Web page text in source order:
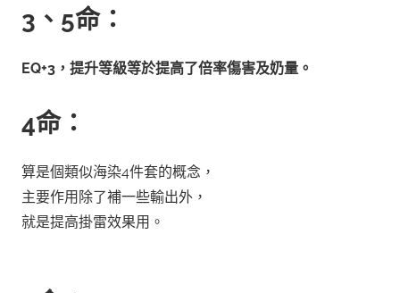
3、5命：
EQ+3，提升等級等於提高了倍率傷害及奶量。
4命：
算是個類似海染4件套的概念，
主要作用除了補一些輸出外，
就是提高掛雷效果用。